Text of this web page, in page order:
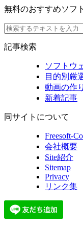
無料のおすすめソフ
記事検索
ソフトウ
目的別厳
動画の作
新着記事
同サイトについて
Freesoft-
会社概要
Site紹介
Sitemap
Privacy
リンク集